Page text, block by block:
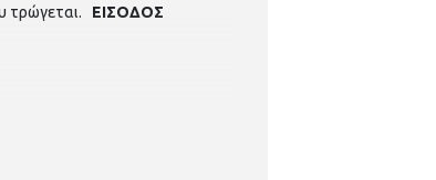
τρώγεται. ΕΙΣΟΔΟΣ